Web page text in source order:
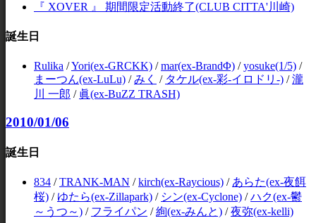
『 XOVER 』 期間限定活動終了(CLUB CITTA'川崎)
誕生日
Rulika /Yori(ex-GRCKK) /mar(ex-BrandΦ) /yosuke(1/5) /
まーつん(ex-LuLu) /みく / タケル(ex-彩-イロドリ-) /瀧
川 一郎 / 眞(ex-BuZZ TRASH)
2010/01/06
誕生日
834 /TRANK-MAN /kirch(ex-Raycious) / あらた(ex-夜餌
桜) / ゆたら(ex-Zillapark) / シン(ex-Cyclone) /ハク(ex-鬱
～うつ～) / フライパン /絢(ex-みんと) /夜弥(ex-kelli)